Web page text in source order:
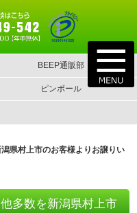
BEEP通販部
ピンボール
県村上市のお客様よりお譲りい
多数を新潟県村上市